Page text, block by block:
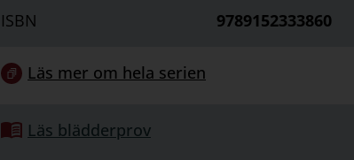
ISBN 9789152333860
Länk
serie:
Läs mer om hela serien
LänkLäs blädderprov